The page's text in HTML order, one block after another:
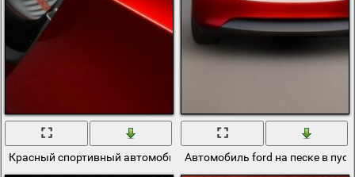
Красный спортивный автомобиль fordАвтомобиль ford на песке в